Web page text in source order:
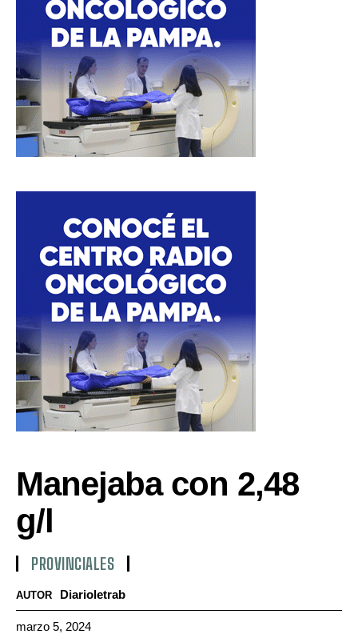
Manejaba con 2,48
g/l
PROVINCIALES
AUTOR Diarioletrab
marzo 5, 2024